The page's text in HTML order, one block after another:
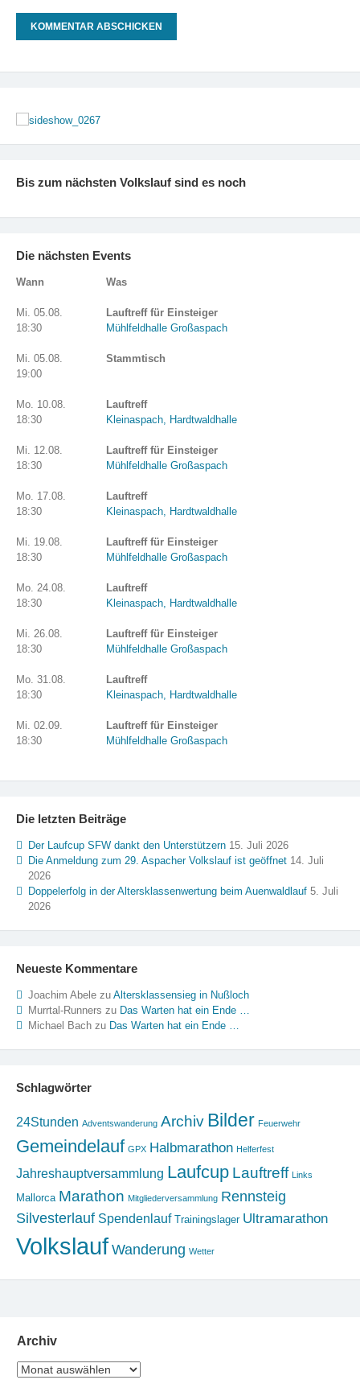
Bis zum nächsten Volkslauf sind es noch
Die nächsten Events
Wann Was
Mi. 05.08.
18:30
Lauftreff für Einsteiger
Mühlfeldhalle Großaspach
Mi. 05.08.
19:00
Stammtisch
Mo. 10.08.
18:30
Lauftreff
Kleinaspach, Hardtwaldhalle
Mi. 12.08.
18:30
Lauftreff für Einsteiger
Mühlfeldhalle Großaspach
Mo. 17.08.
18:30
Lauftreff
Kleinaspach, Hardtwaldhalle
Mi. 19.08.
18:30
Lauftreff für Einsteiger
Mühlfeldhalle Großaspach
Mo. 24.08.
18:30
Lauftreff
Kleinaspach, Hardtwaldhalle
Mi. 26.08.
18:30
Lauftreff für Einsteiger
Mühlfeldhalle Großaspach
Mo. 31.08.
18:30
Lauftreff
Kleinaspach, Hardtwaldhalle
Mi. 02.09.
18:30
Lauftreff für Einsteiger
Mühlfeldhalle Großaspach
Die letzten Beiträge
Der Laufcup SFW dankt den Unterstützern 15. Juli 2026
Die Anmeldung zum 29. Aspacher Volkslauf ist geöffnet 14. Juli
2026
Doppelerfolg in der Altersklassenwertung beim Auenwaldlauf 5. Juli
2026
Neueste Kommentare
Joachim Abelezu Altersklassensieg in Nußloch
Murrtal-Runners zu Das Warten hat ein Ende …
Michael Bachzu Das Warten hat ein Ende …
Schlagwörter
24Stunden Adventswanderung Archiv Bilder Feuerwehr
Gemeindelauf GPX Halbmarathon Helferfest
Jahreshauptversammlung Laufcup Lauftreff Links
Mallorca Marathon Mitgliederversammlung Rennsteig
Silvesterlauf Spendenlauf Trainingslager Ultramarathon
Volkslauf Wanderung Wetter
Archiv
Archiv